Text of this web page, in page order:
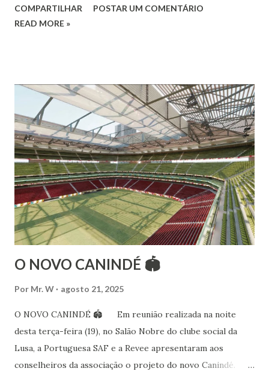
Vamos às informações de seu site : Bailarina e professora
Esteve na Índia aprofundando seus estudos neste estilo
além de partir para pesquisa e vivência das danças
folclóricas do Rajastão (Kalbelia, Banjara, Ghoomar, Chair).
Bailarina profissional e professora de dança. Dedica-se há
15 anos ao estudo e pesquisa de danças étnicas, em especial
às danças ciganas, árabes e indianas. Iniciou seus estudos de
dança aos 4 anos de idade (em 1982) no balé clássico,
passando por diversas atividades co...
COMPARTILHAR
POSTAR UM COMENTÁRIO
READ MORE »
O NOVO CANINDÉ 🏟
Por Mr. W agosto 21, 2025
O NOVO CANINDÉ 🏟 Em reunião realizada na noite
desta terça-feira (19), no Salão Nobre do clube social da
Lusa, a Portuguesa SAF e a Revee apresentaram aos
conselheiros da associação o projeto do novo Canindé.